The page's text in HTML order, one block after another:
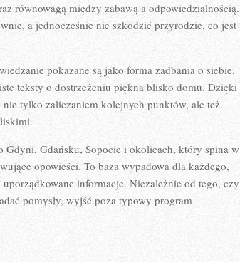
równowagą między zabawą a odpowiedzialnością.
a jednocześnie nie szkodzić przyrodzie, co jest
pokazane są jako forma zadbania o siebie.
teksty o dostrzeżeniu piękna blisko domu. Dzięki
tylko zaliczaniem kolejnych punktów, ale też
Gdyni, Gdańsku, Sopocie i okolicach, który spina w
opowieści. To baza wypadowa dla każdego,
informacje. Niezależnie od tego, czy
pomysły, wyjść poza typowy program